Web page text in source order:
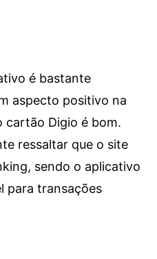
é bastante
aspecto positivo na
cartão Digio é bom.
ressaltar que o site
sendo o aplicativo
para transações